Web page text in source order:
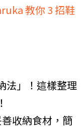
教你 3 招鞋
法」！這樣整理
收納食材，簡